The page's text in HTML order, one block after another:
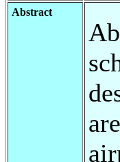
Abstract